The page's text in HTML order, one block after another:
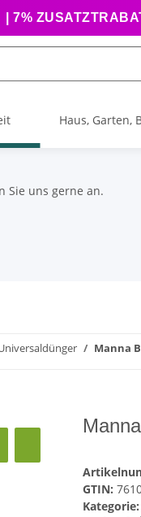
Haus, Garten,
Sie uns gerne an.
Manna
GTIN:
Kategorie: